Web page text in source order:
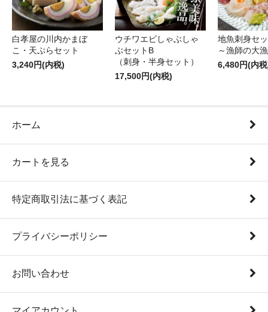
白孝屋の川内かまぼ
こ・天ぷらセット
3,240円(内税)
ウチワエビしゃぶしゃ
ぶセットB
（刺身・半身セット）
17,500円(内税)
地魚刺身セ
～漁師の大
6,480円(内
ホーム
カートを見る
特定商取引法に基づく表記
プライバシーポリシー
お問い合わせ